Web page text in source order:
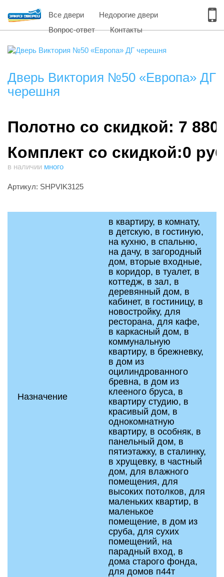
Все двери
Недорогие двери
Вопрос-ответ
Контакты
Дверь Виктория №50 «Европа» ДГ
черешня
Полотно со скидкой: 7 880
Комплект со скидкой:0
в наличии много
Артикул: SHPVIK3125
Назначение
в квартиру, в комнату,
в детскую, в гостиную,
на кухню, в спальню,
на дачу, в загородный
дом, вторые входные,
в коридор, в туалет, в
коттедж, в зал, в
деревянный дом, в
кабинет, в гостиницу, в
новостройку, для
ресторана, для кафе,
в каркасный дом, в
коммунальную
квартиру, в брежневку,
в дом из
оцилиндрованного
бревна, в дом из
клееного бруса, в
квартиру студию, в
красивый дом, в
однокомнатную
квартиру, в особняк, в
панельный дом, в
пятиэтажку, в сталинку,
в хрущевку, в частный
дом, для влажного
помещения, для
высоких потолков, для
маленьких квартир, в
маленькое
помещение, в дом из
сруба, для сухих
помещений, на
парадный вход, в
дома старого фонда,
для домов п44т